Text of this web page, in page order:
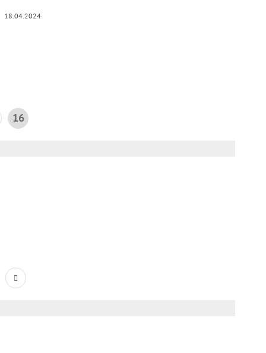
18.04.2024
16